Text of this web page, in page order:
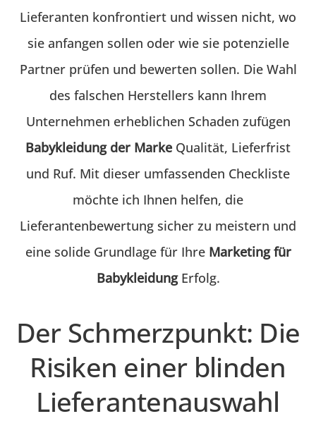
Lieferanten konfrontiert und wissen nicht, wo
sie anfangen sollen oder wie sie potenzielle
Partner prüfen und bewerten sollen. Die Wahl
des falschen Herstellers kann Ihrem
Unternehmen erheblichen Schaden zufügen
Babykleidung der Marke Qualität, Lieferfrist
und Ruf. Mit dieser umfassenden Checkliste
möchte ich Ihnen helfen, die
Lieferantenbewertung sicher zu meistern und
eine solide Grundlage für Ihre Marketing für
BabykleidungErfolg.
Der Schmerzpunkt: Die
Risiken einer blinden
Lieferantenauswahl